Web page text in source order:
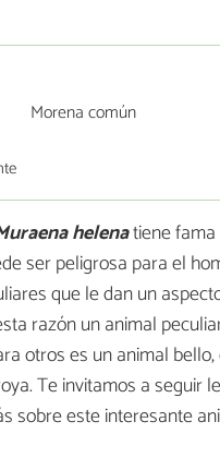
helenatiene
ser peligrosa para el
que le dan un
razón un animal
otros es un animal
Te invitamos a seguir
sobre este interesante